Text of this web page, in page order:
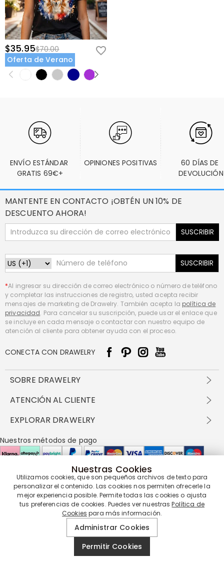
$35.95$70.00
Oferta de Verano
ENVÍO ESTÁNDAR
GRATIS 69€+
OPINIONES POSITIVAS
60 DÍAS DE
DEVOLUCIÓN
MANTENTE EN CONTACTO ¡OBTÉN UN 10% DE
DESCUENTO AHORA!
SUSCRIBIR
SUSCRIBIR
*Al ingresar su dirección de correo electrónico o número de teléfono
y completar las instrucciones de registro, usted acepta recibir
mensajes de marketing de Drawelry. También acepta la política de
privacidad. Para cancelar su suscripción, puede usar el enlace que
se incluye en cada mensaje o contactar con nuestro equipo de
atención al cliente para obtener ayuda con el proceso.
CONECTA CON DRAWELRY
SOBRE DRAWELRY
Sobre nosotros
política de privacidad
Preguntas frecuentes
ATENCIÓN AL CLIENTE
Envío y entrega
Devolución en 60 días
Cómo cuidar
EXPLORAR DRAWELRY
Drawelry Prime
Programa de Recompensas
Nuestros métodos de pago
Nuestros socios de entrega
Nuestra garantía de servicio
DrawelryReservados todos los derechos.
Nuestras Cookies
Utilizamos cookies, que son pequeños archivos de texto para
personalizar el contenido. Las cookies nos permiten ofrecerle la
mejor experiencia posible. Permite todas las cookies o ajusta
tus preferencias de cookies. Puedes ver nuestrasPolítica de
Cookies para más información.
Administrar Cookies
Permitir Cookies